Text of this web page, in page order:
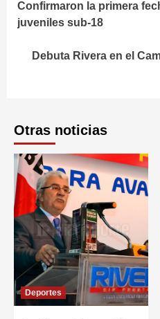
Reading
Confirmaron la primera
juveniles sub-18
Debuta Rivera en el
Otras noticias
Deportes